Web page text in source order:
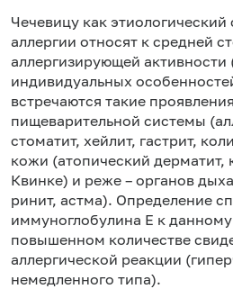
Чечевицу как
аллергии относят к средней
аллергизирующей активности
индивидуальных
встречаются такие
пищеварительной системы
стоматит, хейлит, гастрит,
кожи (атопический дерматит,
Квинке) и реже – органов
ринит, астма). Определение
иммуноглобулина Е к данному
повышенном количестве
аллергической реакции
немедленного типа).